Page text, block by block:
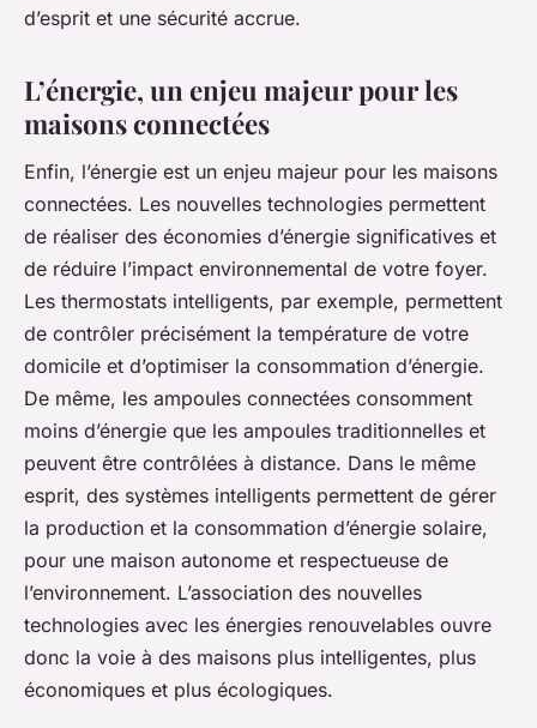
d’esprit et une sécurité accrue.
L’énergie, un enjeu majeur pour les
maisons connectées
Enfin, l’énergie est un enjeu majeur pour les maisons
connectées. Les nouvelles technologies permettent
de réaliser des économies d’énergie significatives et
de réduire l’impact environnemental de votre foyer.
Les thermostats intelligents, par exemple, permettent
de contrôler précisément la température de votre
domicile et d’optimiser la consommation d’énergie.
De même, les ampoules connectées consomment
moins d’énergie que les ampoules traditionnelles et
peuvent être contrôlées à distance. Dans le même
esprit, des systèmes intelligents permettent de gérer
la production et la consommation d’énergie solaire,
pour une maison autonome et respectueuse de
l’environnement. L’association des nouvelles
technologies avec les énergies renouvelables ouvre
donc la voie à des maisons plus intelligentes, plus
économiques et plus écologiques.